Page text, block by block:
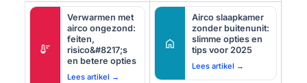
thermostat
Verwarmen met
airco ongezond:
feiten,
risico&#8217;s
en betere opties
Lees artikel →
home
Airco slaapkamer
zonder buitenunit:
slimme opties en
tips voor 2025
Lees artikel →